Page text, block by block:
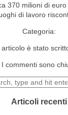
370 milioni di
di lavoro
Categoria:
è stato
I commenti sono
Articoli recenti